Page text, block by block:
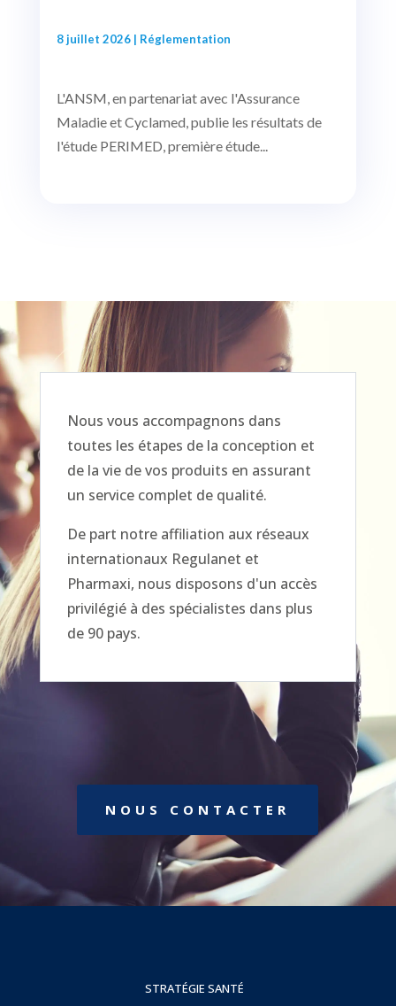
8 juillet 2026| Réglementation
L'ANSM, en partenariat avec l'Assurance
Maladie et Cyclamed, publie les résultats de
l'étude PERIMED, première étude...
Nous vous accompagnons dans
toutes les étapes de la conception et
de la vie de vos produits en assurant
un service complet de qualité.
De part notre affiliation aux réseaux
internationaux Regulanet et
Pharmaxi, nous disposons d'un accès
privilégié à des spécialistes dans plus
de 90 pays.
NOUS CONTACTER
STRATÉGIE SANTÉ